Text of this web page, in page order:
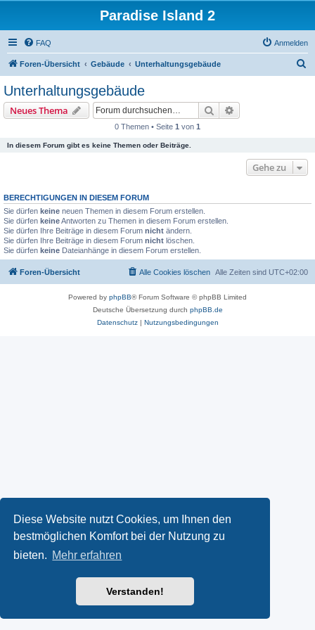
Diese Website nutzt Cookies, um Ihnen den
bestmöglichen Komfort bei der Nutzung zu
bieten. Mehr erfahren
Verstanden!
Paradise Island 2
FAQ Anmelden
Foren-Übersicht Gebäude Unterhaltungsgebäude
Unterhaltungsgebäude
Neues Thema Suche
0 Themen • Seite 1 von 1
In diesem Forum gibt es keine Themen oder Beiträge.
Gehe zu
BERECHTIGUNGEN IN DIESEM FORUM
Sie dürfen keine neuen Themen in diesem Forum erstellen.
Sie dürfen keineAntworten zu Themen in diesem Forum erstellen.
Sie dürfen Ihre Beiträge in diesem Forum nicht ändern.
Sie dürfen Ihre Beiträge in diesem Forum nicht löschen.
Sie dürfen keine Dateianhänge in diesem Forum erstellen.
Foren-Übersicht Alle Zeiten sind UTC+02:00
Alle Cookies löschen
Powered by phpBB® Forum Software © phpBB Limited
Deutsche Übersetzung durch phpBB.de
Datenschutz| Nutzungsbedingungen